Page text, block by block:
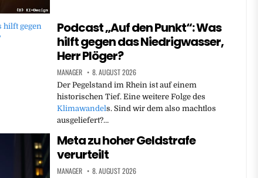
Podcast „Auf den Punkt“: Was
hilft gegen das Niedrigwasser,
Herr Plöger?
MANAGER 8. AUGUST 2026
Der Pegelstand im Rhein ist auf einem
historischen Tief. Eine weitere Folge des
Klimawandels. Sind wir dem also machtlos
ausgeliefert?…
Meta zu hoher Geldstrafe
verurteilt
MANAGER 8. AUGUST 2026